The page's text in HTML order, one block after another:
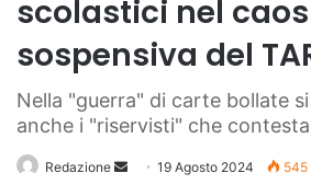
scolastici nel
sospensiva del
Nella "guerra" di carte bollate
anche i "riservisti" che
Redazione
Invia 19 Agosto 2024 545